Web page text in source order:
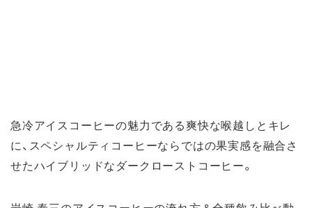
急冷アイスコーヒーの魅力である爽快な喉越しとキレ
に、スペシャルティコーヒーならではの果実感を融合さ
せたハイブリッドなダークローストコーヒー。